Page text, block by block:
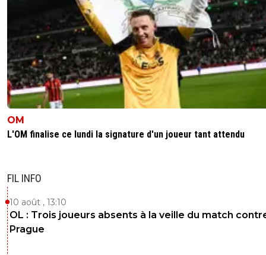
OM
L'OM finalise ce lundi la signature d'un joueur tant attendu
FIL INFO
10 août , 13:10
OL : Trois joueurs absents à la veille du match
Prague